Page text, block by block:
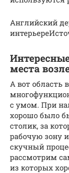
Английский
места
А вот область
с умом. При
хорошо было
столик, за
рабочую зону
скучный
рассмотрим
из которых